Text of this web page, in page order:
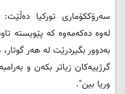
سەرۆککۆماری تورکیا
لەوە دەکەمەوە کە پێویستە
بەدوور بگیردرێت لە هەر
گرژییەکان زیاتر بکەن و
وریا بین".